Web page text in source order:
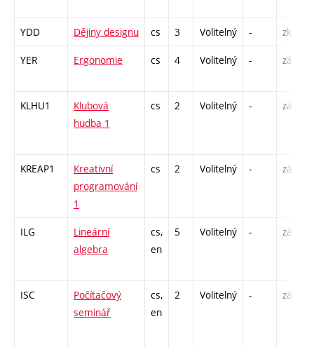
YDD Dějiny designu cs 3 Volitelný - zk
YER Ergonomie cs 4 Volitelný - zá,zk
KLHU1
Klubová
hudba 1
cs 2 Volitelný - zá
KREAP1
Kreativní
programování
1
cs 2 Volitelný - zá
ILG
Lineární
algebra
cs,
en
5 Volitelný - zá,zk
ISC
Počítačový
seminář
cs,
en
2 Volitelný - zá